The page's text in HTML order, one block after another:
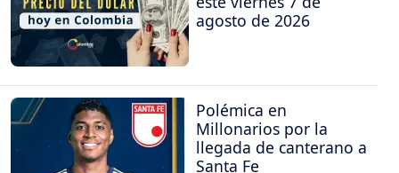
agosto de 2026
Polémica en
Millonarios por la
llegada de canterano a
Santa Fe